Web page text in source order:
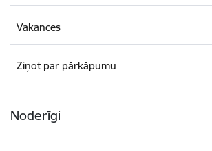
Vakances
Ziņot par pārkāpumu
Noderīgi